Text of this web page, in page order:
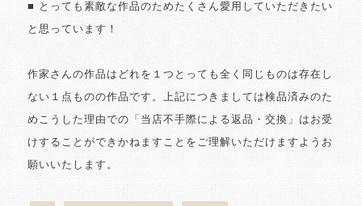
■ とっても素敵な作品のためたくさん愛用していただきたい
と思っています！
作家さんの作品はどれを１つとっても全く同じものは存在し
ない１点ものの作品です。上記につきましては検品済みのた
めこうした理由での「当店不手際による返品・交換」はお受
けすることができかねますことをご理解いただけますようお
願いいたします。